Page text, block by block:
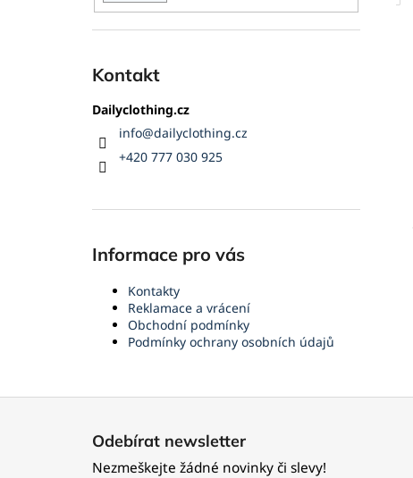
Kontakt
Dailyclothing.cz
info@dailyclothing.cz
+420 777 030 925
Informace pro vás
Kontakty
Reklamace a vrácení
Obchodní podmínky
Podmínky ochrany osobních údajů
Odebírat newsletter
Nezmeškejte žádné novinky či slevy!